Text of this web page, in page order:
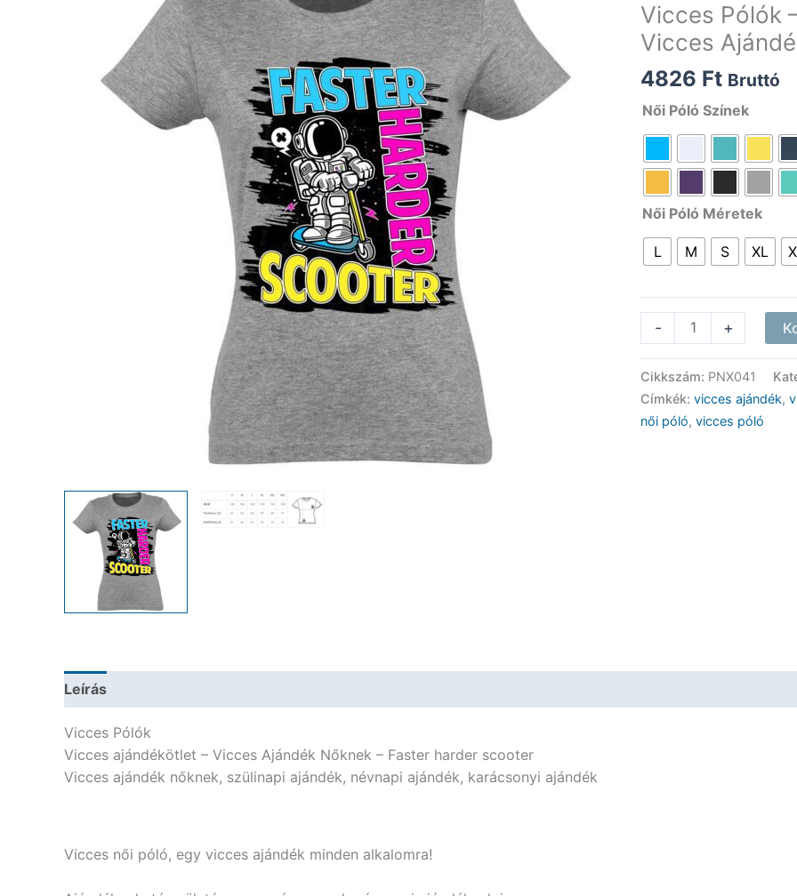
Vicces Pólók
Vicces
4826 Ft Bruttó
Női Póló Színek
Női Póló Méretek
L M S XL
-
Pólók
scooter
+
Cikkszám: PNX041
Címkék: vicces ajándék,
női póló, vicces póló
Leírás
Vicces Pólók
Vicces ajándékötlet – Vicces Ajándék Nőknek – Faster harder scooter
Vicces ajándék nőknek, szülinapi ajándék, névnapi ajándék, karácsonyi ajándék
Vicces női póló, egy vicces ajándék minden alkalomra!